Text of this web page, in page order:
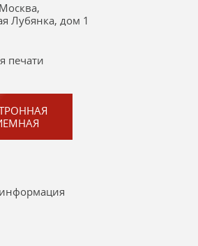
Лубянка, дом 1
печати